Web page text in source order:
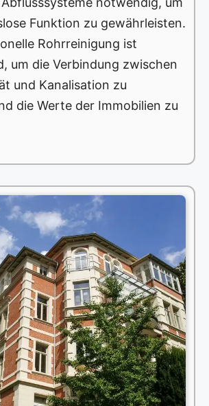
Funktion zu gewährleisten.
Rohrreinigung ist
um die Verbindung zwischen
und Kanalisation zu
die Werte der Immobilien zu